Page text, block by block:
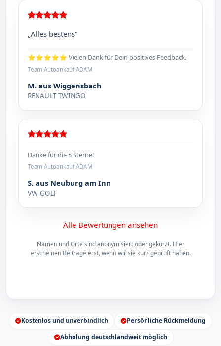
„Alles bestens“
⭐⭐⭐⭐⭐ Vielen Dank für Dein positives Feedback.
Team Autoankauf ADAM
M. aus Wiggensbach
RENAULT TWINGO
Danke für die 5 Sterne!
Team Autoankauf ADAM
S. aus Neuburg am Inn
VW GOLF
Alle Bewertungen ansehen
Namen und Orte sind anonymisiert oder gekürzt. Hier
erscheinen Beiträge erst, wenn wir sie kurz geprüft haben.
Kostenlos und unverbindlich
Persönliche Rückmeldung
Abholung deutschlandweit möglich